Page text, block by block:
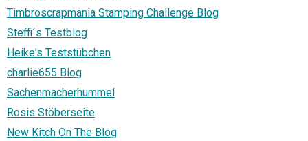
Timbroscrapmania Stamping Challenge Blog
Steffi´s Testblog
Heike's Teststübchen
charlie655 Blog
Sachenmacherhummel
Rosis Stöberseite
New Kitch On The Blog